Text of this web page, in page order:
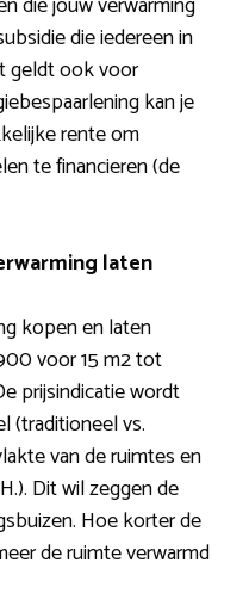
die iedereen in
geldt ook voor
kan je
rente om
te financieren (de
laten
kopen en laten
voor 15 m2 tot
prijsindicatie wordt
(traditioneel vs.
van de ruimtes en
Dit wil zeggen de
Hoe korter de
de ruimte verwarmd